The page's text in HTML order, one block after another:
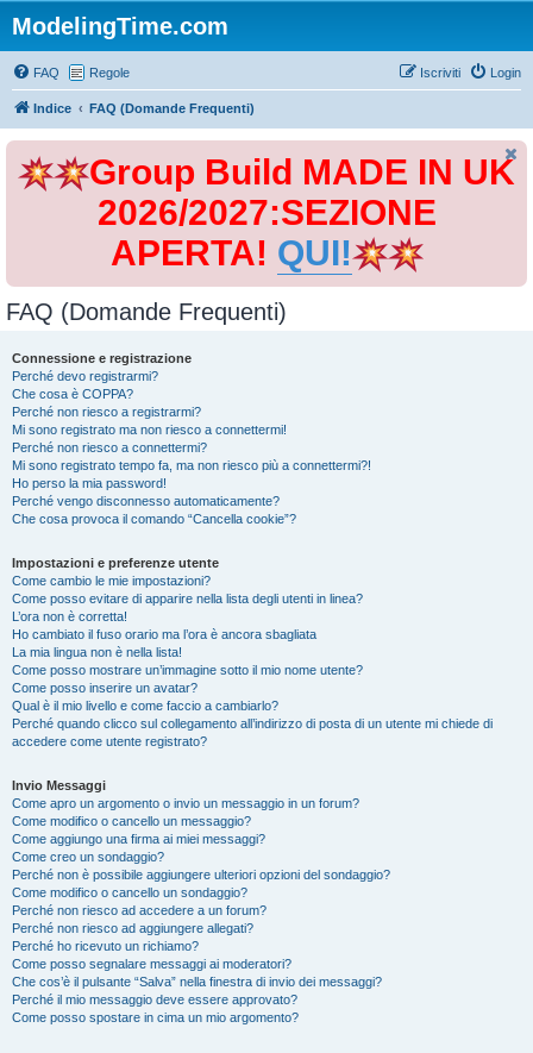
ModelingTime.com
FAQ Regole Login
Iscriviti
Indice FAQ (Domande Frequenti)
Group Build MADE IN UK
2026/2027:SEZIONE
APERTA! QUI!
FAQ (Domande Frequenti)
Connessione e registrazione
Perché devo registrarmi?
Che cosa è COPPA?
Perché non riesco a registrarmi?
Mi sono registrato ma non riesco a connettermi!
Perché non riesco a connettermi?
Mi sono registrato tempo fa, ma non riesco più a connettermi?!
Ho perso la mia password!
Perché vengo disconnesso automaticamente?
Che cosa provoca il comando “Cancella cookie”?
Impostazioni e preferenze utente
Come cambio le mie impostazioni?
Come posso evitare di apparire nella lista degli utenti in linea?
L’ora non è corretta!
Ho cambiato il fuso orario ma l’ora è ancora sbagliata
La mia lingua non è nella lista!
Come posso mostrare un’immagine sotto il mio nome utente?
Come posso inserire un avatar?
Qual è il mio livello e come faccio a cambiarlo?
Perché quando clicco sul collegamento all’indirizzo di posta di un utente mi chiede di
accedere come utente registrato?
Invio Messaggi
Come apro un argomento o invio un messaggio in un forum?
Come modifico o cancello un messaggio?
Come aggiungo una firma ai miei messaggi?
Come creo un sondaggio?
Perché non è possibile aggiungere ulteriori opzioni del sondaggio?
Come modifico o cancello un sondaggio?
Perché non riesco ad accedere a un forum?
Perché non riesco ad aggiungere allegati?
Perché ho ricevuto un richiamo?
Come posso segnalare messaggi ai moderatori?
Che cos’è il pulsante “Salva” nella finestra di invio dei messaggi?
Perché il mio messaggio deve essere approvato?
Come posso spostare in cima un mio argomento?